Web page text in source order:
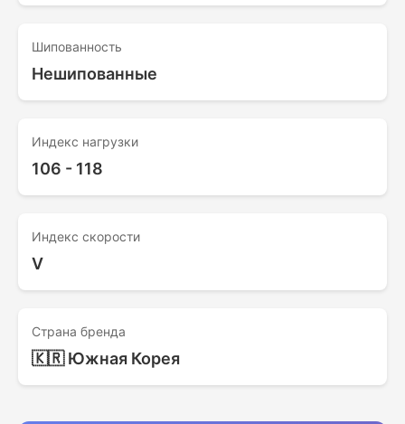
Шипованность
Нешипованные
Индекс нагрузки
106 - 118
Индекс скорости
V
Страна бренда
🇰🇷 Южная Корея